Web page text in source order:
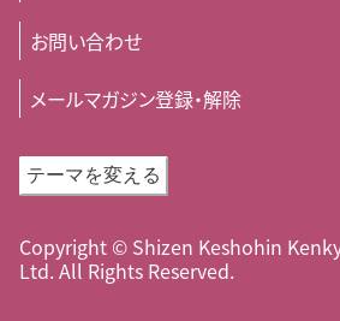
お問い合わせ
メールマガジン登録・解除
テーマを変える
Copyright © Shizen Keshohin
Ltd. All Rights Reserved.